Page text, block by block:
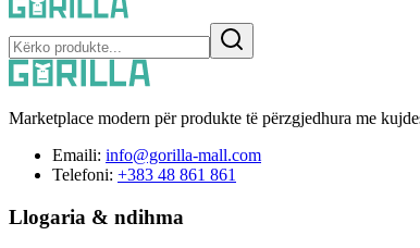
Marketplace modern për produkte të përzgjedhura me
Emaili: info@gorilla-mall.com
Telefoni: +383 48 861 861
Llogaria & ndihma